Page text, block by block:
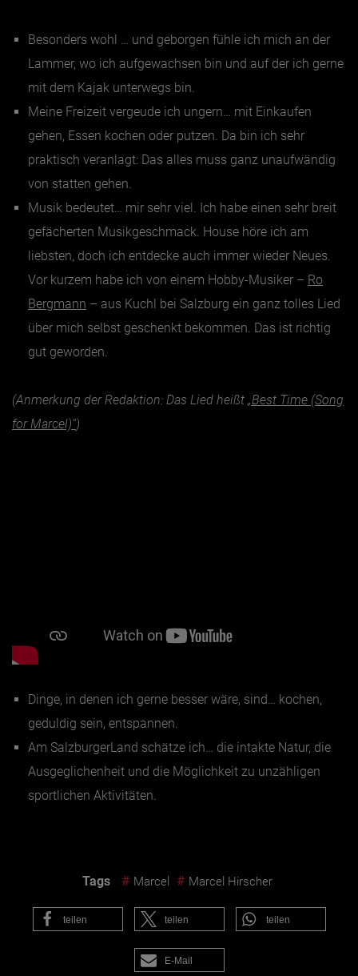
Besonders wohl … und geborgen fühle ich mich an der
Lammer, wo ich aufgewachsen bin und auf der ich gerne
mit dem Kajak unterwegs bin.
Meine Freizeit vergeude ich ungern… mit Einkaufen
gehen, Essen kochen oder putzen. Da bin ich sehr
praktisch veranlagt: Das alles muss ganz unaufwändig
von statten gehen.
Musik bedeutet…
mir sehr viel. Ich habe einen sehr breit
gefächerten Musikgeschmack. House höre ich am
liebsten, doch ich entdecke auch immer wieder Neues.
Vor kurzem habe ich von einem Hobby-Musiker – Ro
Bergmann – aus Kuchl bei Salzburg ein ganz tolles Lied
über mich selbst geschenkt bekommen. Das ist richtig
gut geworden.
(Anmerkung der Redaktion: Das Lied heißt „Best Time (Song
for Marcel)“)
Dinge, in denen ich gerne besser wäre, sind… kochen,
geduldig sein, entspannen.
Am SalzburgerLand schätze ich… die intakte Natur, die
Ausgeglichenheit und die Möglichkeit zu unzähligen
sportlichen Aktivitäten.
Tags # Marcel # Marcel Hirscher
teilen teilen teilen
E-Mail